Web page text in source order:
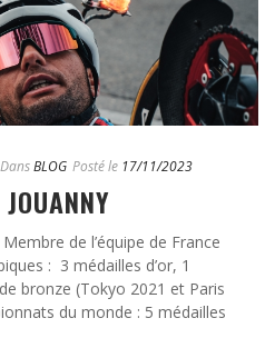
DansBLOG Posté le 17/11/2023
de l’équipe de France
: 3 médailles d’or, 1
bronze (Tokyo 2021 et Paris
du monde : 5 médailles